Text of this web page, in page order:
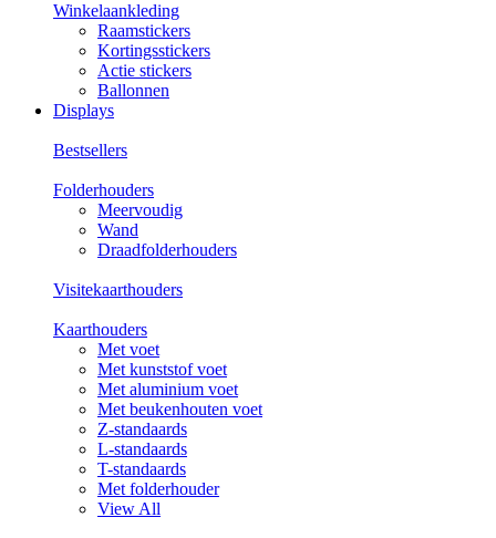
Winkelaankleding
Raamstickers
Kortingsstickers
Actie stickers
Ballonnen
Displays
Bestsellers
Folderhouders
Meervoudig
Wand
Draadfolderhouders
Visitekaarthouders
Kaarthouders
Met voet
Met kunststof voet
Met aluminium voet
Met beukenhouten voet
Z-standaards
L-standaards
T-standaards
Met folderhouder
View All